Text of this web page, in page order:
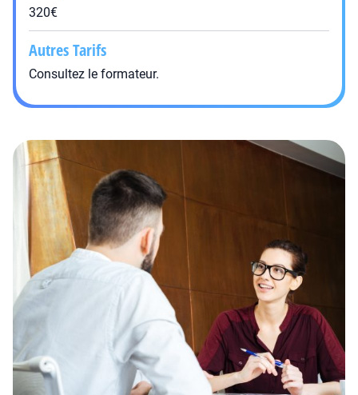
320€
Autres Tarifs
Consultez le formateur.